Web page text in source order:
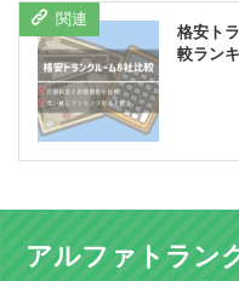
格安ト
較ラン
アルファトラン